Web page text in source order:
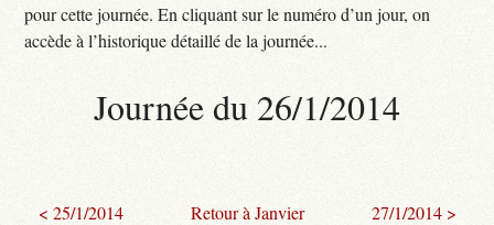
pour cette journée. En cliquant sur le numéro d’un jour, on
accède à l’historique détaillé de la journée...
Journée du 26/1/2014
< 25/1/2014
Retour à Janvier
27/1/2014 >